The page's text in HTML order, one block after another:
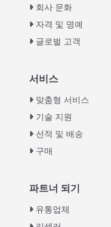
회사 문화
자격 및 명예
글로벌 고객
서비스
맞춤형 서비스
기술 지원
선적 및 배송
구매
파트너 되기
유통업체
Vietnamese
Thai
Turkish
Swahili
Urdu
Greek
Italian